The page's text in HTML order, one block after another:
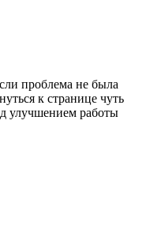
проблема не была
к странице чуть
улучшением работы